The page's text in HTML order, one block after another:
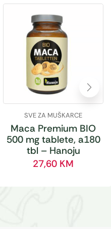
SVE ZA MUŠKARCE
Maca Premium BIO
500 mg tablete, a180
tbl – Hanoju
27,60 KM